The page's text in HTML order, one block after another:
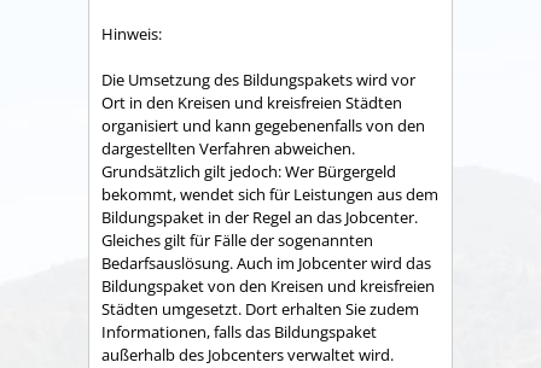
Hinweis:
Die Umsetzung des Bildungspakets wird vor
Ort in den Kreisen und kreisfreien Städten
organisiert und kann gegebenenfalls von den
dargestellten Verfahren abweichen.
Grundsätzlich gilt jedoch: Wer Bürgergeld
bekommt, wendet sich für Leistungen aus dem
Bildungspaket in der Regel an das Jobcenter.
Gleiches gilt für Fälle der sogenannten
Bedarfsauslösung. Auch im Jobcenter wird das
Bildungspaket von den Kreisen und kreisfreien
Städten umgesetzt. Dort erhalten Sie zudem
Informationen, falls das Bildungspaket
außerhalb des Jobcenters verwaltet wird.